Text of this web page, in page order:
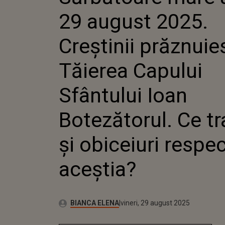
TĂIEREA
RESPECTĂ
29 august 2025.
Creștinii
Tăierea Capului
Sfântului Ioan
Botezătorul. Ce
și obiceiuri
aceștia?
Autor:BIANCA ELENAPublicat:
vineri, 29 august 2025
Actualizat:
vineri, 29 august 2025